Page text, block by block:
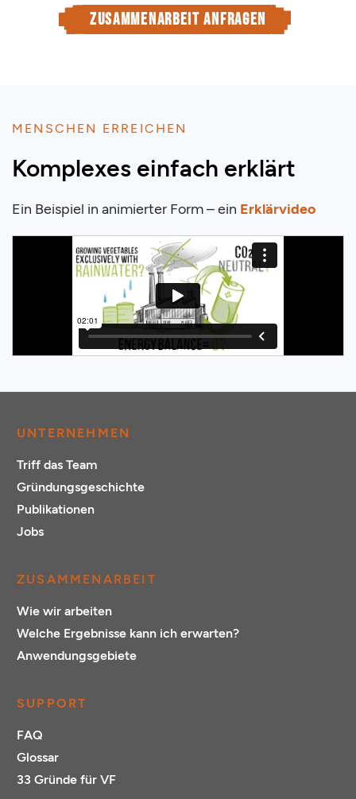
Zusammenarbeit anfragen
MENSCHEN ERREICHEN
Komplexes einfach erklärt
Ein Beispiel in animierter Form – ein Erklärvideo
UNTERNEHMEN
Triff das Team
Gründungsgeschichte
Publikationen
Jobs
ZUSAMMENARBEIT
Wie wir arbeiten
Welche Ergebnisse kann ich erwarten?
Anwendungsgebiete
SUPPORT
FAQ
Glossar
33 Gründe für VF